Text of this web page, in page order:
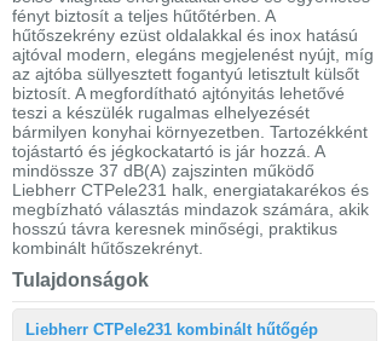
fényt biztosít a teljes hűtőtérben. A
hűtőszekrény ezüst oldalakkal és inox hatású
ajtóval modern, elegáns megjelenést nyújt, míg
az ajtóba süllyesztett fogantyú letisztult külsőt
biztosít. A megfordítható ajtónyitás lehetővé
teszi a készülék rugalmas elhelyezését
bármilyen konyhai környezetben. Tartozékként
tojástartó és jégkockatartó is jár hozzá. A
mindössze 37 dB(A) zajszinten működő
Liebherr CTPele231 halk, energiatakarékos és
megbízható választás mindazok számára, akik
hosszú távra keresnek minőségi, praktikus
kombinált hűtőszekrényt.
Tulajdonságok
Liebherr CTPele231 kombinált hűtőgép